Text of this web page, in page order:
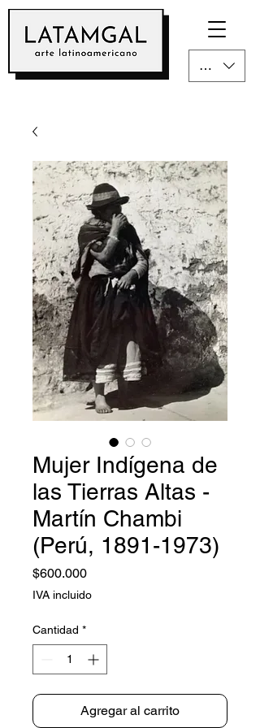
CLP ($)
Mujer Indígena de
las Tierras Altas -
Martín Chambi
(Perú, 1891-1973)
$600.000Precio
IVA incluido
Cantidad *
Agregar al carrito